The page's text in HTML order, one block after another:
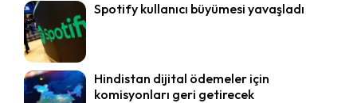
Spotify kullanıcı büyümesi yavaşladı
Hindistan dijital ödemeler için
komisyonları geri getirecek